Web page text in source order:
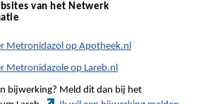
van het Netwerk
Metronidazol op Apotheek.nl
Metronidazole op Lareb.nl
bijwerking? Meld dit dan bij het